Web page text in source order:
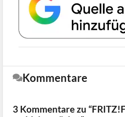
Kommentare
3 Kommentare zu